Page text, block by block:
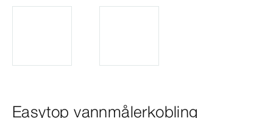
Easytop vannmålerkobling